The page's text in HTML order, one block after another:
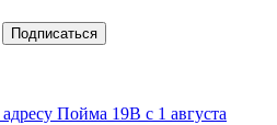
Пойма 19В с 1 августа